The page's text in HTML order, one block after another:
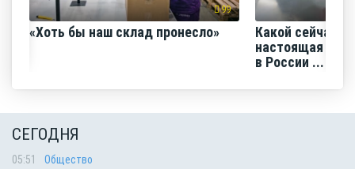
99
«Хоть бы наш склад пронесло»
Какой сейчас
настоящая
в России ...
СЕГОДНЯ
05:51 Общество